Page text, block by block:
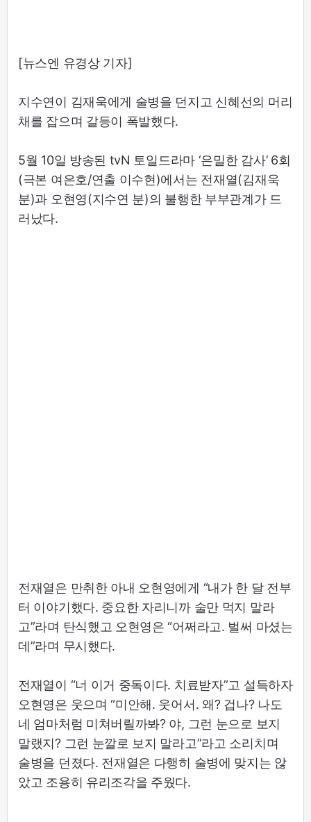
[뉴스엔 유경상 기자]
지수연이 김재욱에게 술병을 던지고 신혜선의 머리
채를 잡으며 갈등이 폭발했다.
5월 10일 방송된 tvN 토일드라마 ‘은밀한 감사’ 6회
(극본 여은호/연출 이수현)에서는 전재열(김재욱
분)과 오현영(지수연 분)의 불행한 부부관계가 드
러났다.
전재열은 만취한 아내 오현영에게 “내가 한 달 전부
터 이야기했다. 중요한 자리니까 술만 먹지 말라
고”라며 탄식했고 오현영은 “어쩌라고. 벌써 마셨는
데”라며 무시했다.
전재열이 “너 이거 중독이다. 치료받자”고 설득하자
오현영은 웃으며 “미안해. 웃어서. 왜? 겁나? 나도
네 엄마처럼 미쳐버릴까봐? 야, 그런 눈으로 보지
말랬지? 그런 눈깔로 보지 말라고”라고 소리치며
술병을 던졌다. 전재열은 다행히 술병에 맞지는 않
았고 조용히 유리조각을 주웠다.